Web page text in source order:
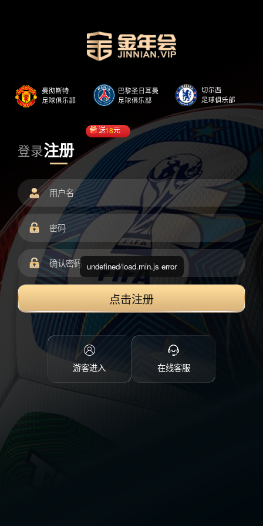
登录注册
送18元
点击注册
游客进入 在线客服
undefined/load.min.js error